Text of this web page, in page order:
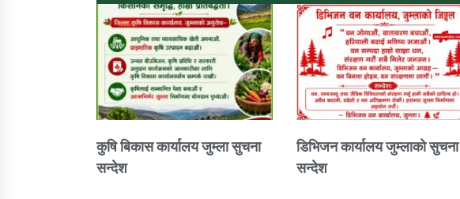
कुषि बिकास कार्यालय जुम्ला सुचना
सन्देश
डिभिजन कार्यालय जुम्लाको सुचना
सन्देश